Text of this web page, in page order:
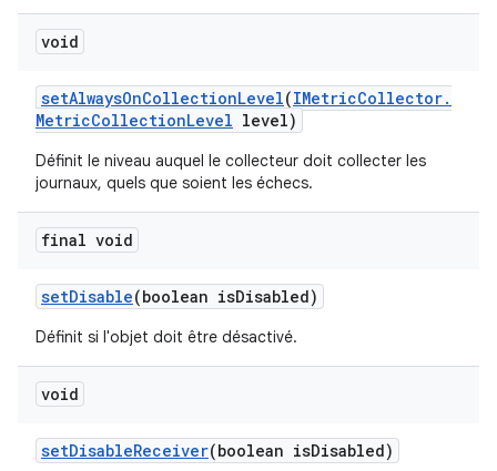
void
setAlwaysOnCollectionLevel(IMetricCollector.
MetricCollectionLevel level)
Définit le niveau auquel le collecteur doit collecter les
journaux, quels que soient les échecs.
final void
setDisable(boolean isDisabled)
Définit si l'objet doit être désactivé.
void
setDisableReceiver(boolean isDisabled)